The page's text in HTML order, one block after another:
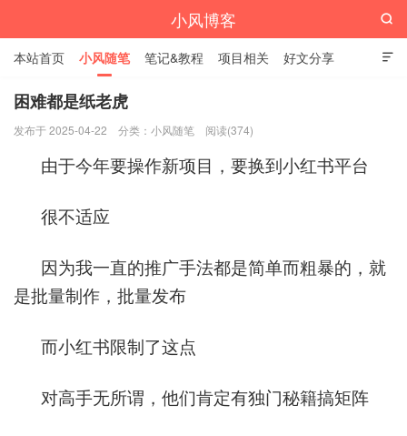
小风博客

本站首页 小风随笔 笔记&教程 项目相关 好文分享
栏目汇总

困难都是纸老虎
发布于 2025-04-22 分类： 小风随笔 阅读(374)
由于今年要操作新项目，要换到小红书平台
很不适应
因为我一直的推广手法都是简单而粗暴的，就
是批量制作，批量发布
而小红书限制了这点
对高手无所谓，他们肯定有独门秘籍搞矩阵